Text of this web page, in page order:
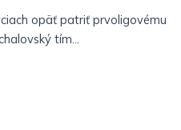
opäť patriť prvoligovému
tím...